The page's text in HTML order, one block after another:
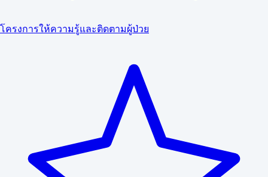
โครงการให้ความรู้และติดตามผู้ป่วย